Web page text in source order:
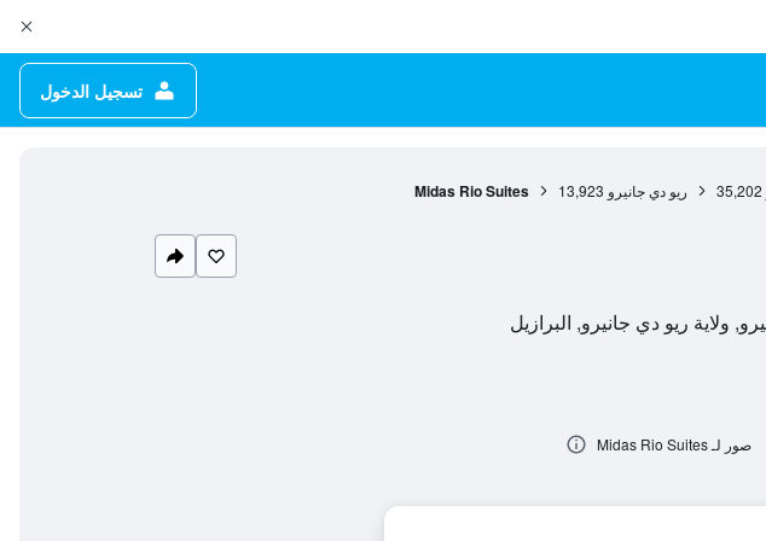
تسجيل الدخول
35,202 ريو دي جانيرو 13,923
Midas Rio Suites
صور لـ Midas Rio Suites